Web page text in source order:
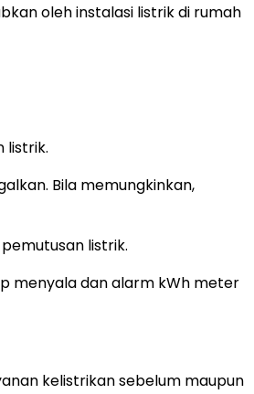
oleh instalasi listrik di rumah
listrik.
Bila memungkinkan,
listrik.
menyala dan alarm kWh meter
kelistrikan sebelum maupun